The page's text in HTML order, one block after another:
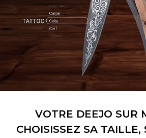
VOTRE DEEJO SUR
CHOISISSEZ SA TAILLE,